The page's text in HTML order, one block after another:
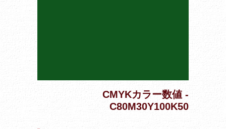
CMYKカラー数値 -
C80M30Y100K50